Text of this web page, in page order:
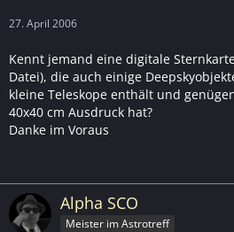
27. April 2006
Kennt jemand eine digitale
Datei), die auch einige
kleine Teleskope enthält und
40x40 cm Ausdruck hat?
Danke im Voraus
Alpha SCO
Meister im Astrotreff